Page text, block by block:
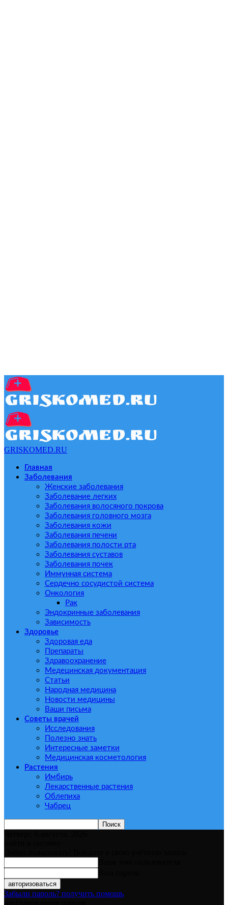
GRISKOMED.RU
Главная
Заболевания
Женские заболевания
Заболевание легких
Заболевания волосяного покрова
Заболевания головного мозга
Заболевания кожи
Заболевания печени
Заболевания полости рта
Заболевания суставов
Заболевания почек
Иммунная система
Сердечно сосудистой система
Онкология
Рак
Эндокринные заболевания
Зависимость
Здоровье
Здоровая еда
Препараты
Здравоохранение
Медецинская документация
Статьи
Народная медицина
Новости медицины
Ваши письма
Советы врачей
Исследования
Полезно знать
Интересные заметки
Медицинская косметология
Растения
Имбирь
Лекарственные растения
Облепиха
Чабрец
Забыли пароль? получить помощь